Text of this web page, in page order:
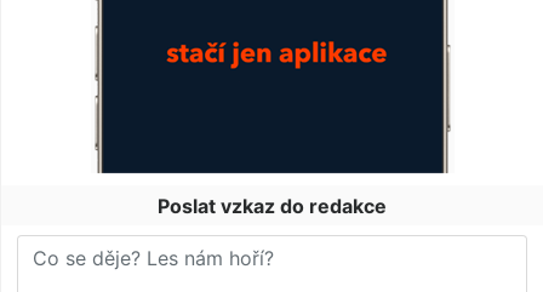
Poslat vzkaz do redakce